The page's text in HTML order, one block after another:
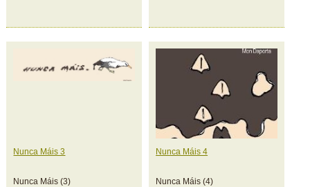
Nunca Máis 3
Nunca Máis (3)
Nunca Máis 4
Nunca Máis (4)